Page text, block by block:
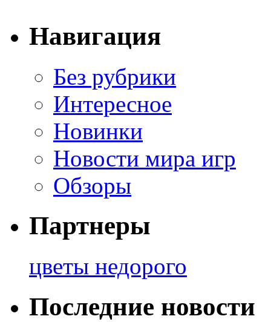
Навигация
Без рубрики
Интересное
Новинки
Новости мира игр
Обзоры
Партнеры
цветы недорого
Последние новости